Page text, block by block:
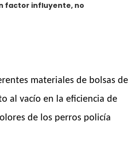
factor influyente, no
materiales de bolsas de
al vacío en la eficiencia de
de los perros policía